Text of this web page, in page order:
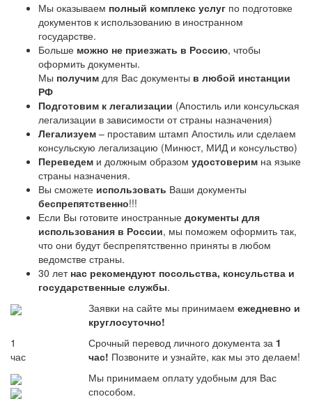
Мы оказываем полный комплекс услуг по подготовке
документов к использованию в иностранном
государстве.
Больше можно не приезжать в Россию, чтобы
оформить документы.
Мы получим для Вас документы в любой инстанции
РФ
Подготовим к легализации (Апостиль или консульская
легализации в зависимости от страны назначения)
Легализуем – проставим штамп Апостиль или сделаем
консульскую легализацию (Минюст, МИД и консульство)
Переведем и должным образом удостоверим на языке
страны назначения.
Вы сможете использовать Ваши документы
беспрепятственно!!!
Если Вы готовите иностранные документы для
использования в России, мы поможем оформить так,
что они будут беспрепятственно приняты в любом
ведомстве страны.
30 лет нас рекомендуют посольства, консульства и
государственные службы.
Заявки на сайте мы принимаем ежедневно и
круглосуточно!
1
час
Срочный перевод личного документа за 1
час! Позвоните и узнайте, как мы это делаем!
Мы принимаем оплату удобным для Вас
способом.